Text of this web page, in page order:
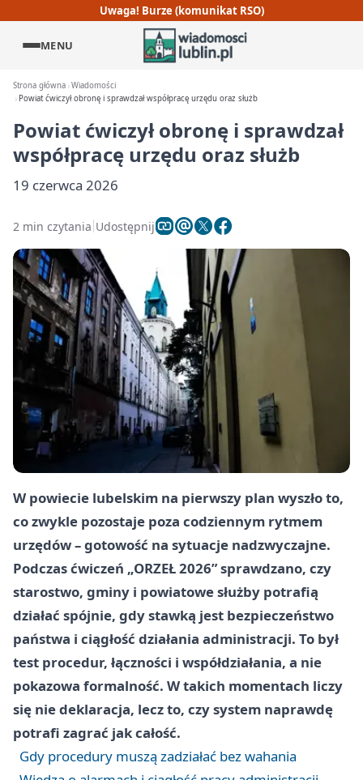
Uwaga! Burze (komunikat RSO)
MENU
Strona główna Wiadomości
Powiat ćwiczył obronę i sprawdzał współpracę urzędu oraz służb
Powiat ćwiczył obronę i sprawdzał
współpracę urzędu oraz służb
19 czerwca 2026
2 min czytania Udostępnij
W powiecie lubelskim na pierwszy plan wyszło to,
co zwykle pozostaje poza codziennym rytmem
urzędów – gotowość na sytuacje nadzwyczajne.
Podczas ćwiczeń „ORZEŁ 2026” sprawdzano, czy
starostwo, gminy i powiatowe służby potrafią
działać spójnie, gdy stawką jest bezpieczeństwo
państwa i ciągłość działania administracji. To był
test procedur, łączności i współdziałania, a nie
pokazowa formalność. W takich momentach liczy
się nie deklaracja, lecz to, czy system naprawdę
potrafi zagrać jak całość.
Gdy procedury muszą zadziałać bez wahania